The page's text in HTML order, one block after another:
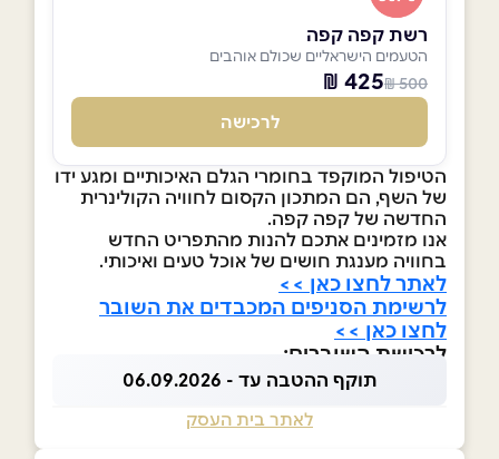
רשת קפה קפה
הטעמים הישראליים שכולם אוהבים
500 ₪
425 ₪
לרכישה
הטיפול המוקפד בחומרי הגלם האיכותיים ומגע ידו
של השף, הם המתכון הקסום לחוויה הקולינרית
החדשה של קפה קפה.
אנו מזמינים אתכם להנות מהתפריט החדש
בחוויה מענגת חושים של אוכל טעים ואיכותי.
לאתר לחצו כאן >>
לרשימת הסניפים המכבדים את השובר
לחצו כאן >>
לרכישת השוברים:
תוקף ההטבה עד - 06.09.2026
לאתר בית העסק